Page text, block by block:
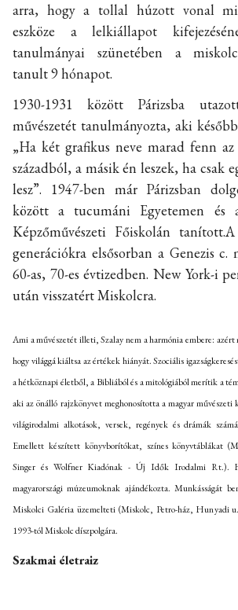
arra, hogy a tollal húzott vonal
eszköze a lelkiállapot
tanulmányai szünetében a
tanult 9 hónapot.
1930-1931 között Párizsba
művészetét tanulmányozta, aki
„Ha két grafikus neve marad fenn
századból, a másik én leszek, ha csak
lesz”. 1947-ben már Párizsban
között a tucumáni Egyetemen és
Képzőművészeti Főiskolán
generációkra elsősorban a Genezis
60-as, 70-es évtizedben. New York-i
után visszatért Miskolcra.
Ami a művészetét illeti, Szalay nem a harmónia embere: azért
hogy világgá kiáltsa az értékek hiányát. Szociális
a hétköznapi életből, a Bibliából és a mitológiából merítik a
aki az önálló rajzkönyvet meghonosította a magyar
világirodalmi alkotások, versek, regények és drámák
Emellett készített könyvborítókat, színes könyvtáblákat
Singer és Wolfner Kiadónak - Új Idők Irodalmi Rt.).
magyarországi múzeumoknak ajándékozta. Munkásságát
Miskolci Galéria üzemelteti (Miskolc, Petro-ház, Hunyadi
1993-tól Miskolc díszpolgára.
Szakmai életraiz